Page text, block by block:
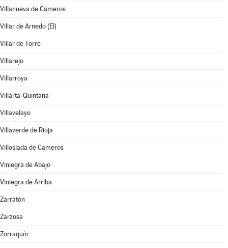
Villanueva de Cameros
Villar de Arnedo (El)
Villar de Torre
Villarejo
Villarroya
Villarta-Quintana
Villavelayo
Villaverde de Rioja
Villoslada de Cameros
Viniegra de Abajo
Viniegra de Arriba
Zarratón
Zarzosa
Zorraquín